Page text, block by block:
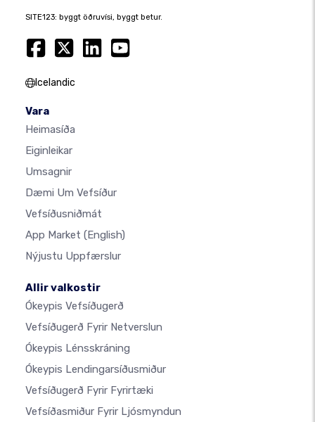
SITE123: byggt öðruvísi, byggt betur.
Icelandic
Vara
Heimasíða
Eiginleikar
Umsagnir
Dæmi Um Vefsíður
Vefsíðusniðmát
App Market (English)
Nýjustu Uppfærslur
Allir valkostir
Ókeypis Vefsíðugerð
Vefsíðugerð Fyrir Netverslun
Ókeypis Lénsskráning
Ókeypis Lendingarsíðusmiður
Vefsíðugerð Fyrir Fyrirtæki
Vefsíðasmiður Fyrir Ljósmyndun